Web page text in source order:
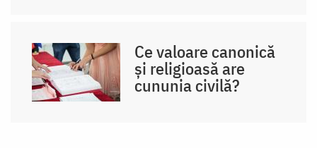
Ce valoare canonică
și religioasă are
cununia civilă?